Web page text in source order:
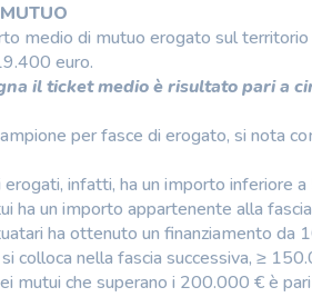
medio di mutuo erogato sul
euro.
il ticket medio è risultato pari a
per fasce di erogato, si nota
erogati, infatti, ha un importo inferiore
ha un importo appartenente alla
ha ottenuto un finanziamento da
colloca nella fascia successiva, ≥
mutui che superano i 200.000 € è